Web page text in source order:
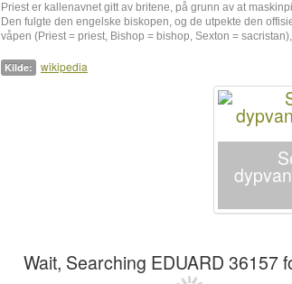
Priest er kallenavnet gitt av britene, på grunn av at
Den fulgte den engelske biskopen, og de utpekte den
våpen (Priest = priest, Bishop = bishop, Sexton =
Kilde: wikipedia
Wait, Searching EDUARD 36157